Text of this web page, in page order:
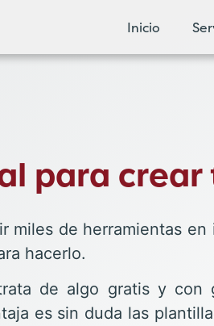
Inicio
para crear
miles de herramientas
hacerlo.
de algo gratis y con
es sin duda las